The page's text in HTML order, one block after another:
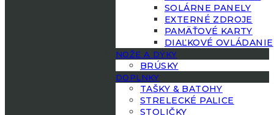
SOLÁRNE PANELY
EXTERNÉ ZDROJE
PAMÄŤOVÉ KARTY
DIAĽKOVÉ OVLÁDANIE
NOŽE A DÝKY
BRÚSKY
DOPLNKY
TAŠKY & BATOHY
STRELECKÉ PALICE
STOLIČKY